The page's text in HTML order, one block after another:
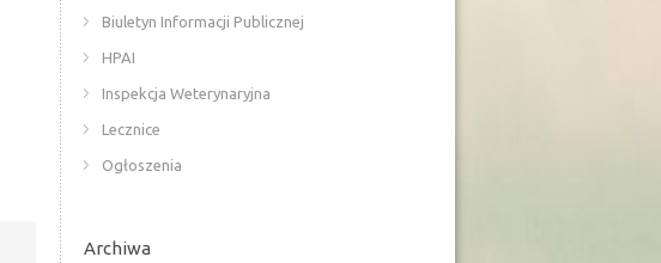
Biuletyn Informacji Publicznej
HPAI
Inspekcja Weterynaryjna
Lecznice
Ogłoszenia
Archiwa